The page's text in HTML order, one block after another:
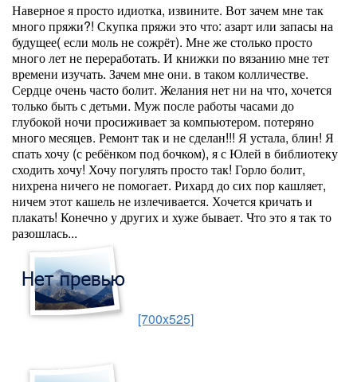
Наверное я просто идиотка, извините. Вот зачем мне так
много пряжи?! Скупка пряжи это что: азарт или запасы на
будущее( если моль не сожрёт). Мне же столько просто
много лет не переработать. И книжки по вязанию мне тет
времени изучать. Зачем мне они. в таком колличестве.
Сердце очень часто болит. Желания нет ни на что, хочется
только быть с детьми. Муж после работы часами до
глубокой ночи просиживает за компьютером. потеряно
много месяцев. Ремонт так и не сделан!!! Я устала, блин! Я
спать хочу (с ребёнком под бочком), я с Юлей в библиотеку
сходить хочу! Хочу погулять просто так! Горло болит,
нихрена ничего не помогает. Рихард до сих пор кашляет,
ничем этот кашель не излечивается. Хочется кричать и
плакать! Конечно у других и хуже бывает. Что это я так то
разошлась...
[700x525]